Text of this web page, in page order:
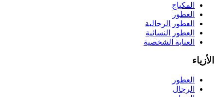
المكياج
العطور
العطور الرجالية
العطور النسائية
العناية الشخصية
الأزياء
العطور
الرجال